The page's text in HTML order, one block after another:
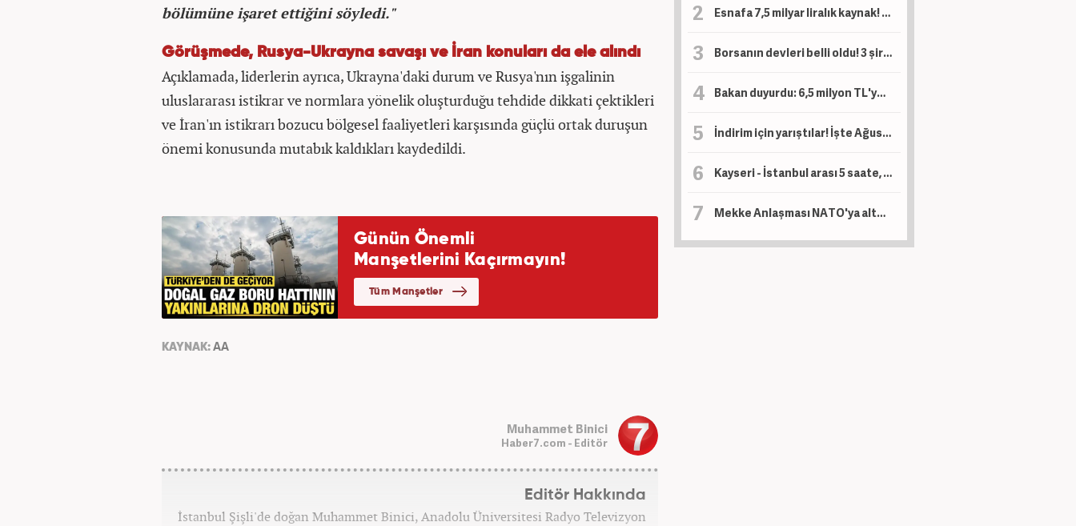
bölümüne işaret ettiğini söyledi."
Görüşmede, Rusya-Ukrayna savaşı ve İran konuları da ele alındı
Açıklamada, liderlerin ayrıca, Ukrayna'daki durum ve Rusya'nın işgalinin
uluslararası istikrar ve normlara yönelik oluşturduğu tehdide dikkati çektikleri
ve İran'ın istikrarı bozucu bölgesel faaliyetleri karşısında güçlü ortak duruşun
önemi konusunda mutabık kaldıkları kaydedildi.
KAYNAK: AA
Muhammet Binici
Haber7.com - Editör
Editör Hakkında
İstanbul Şişli'de doğan Muhammet Binici, Anadolu Üniversitesi Radyo Televizyon
Esnafa 7,5 milyar liralık kaynak! 'Kesintisiz bir şekilde desteklemeye devam'
Borsanın devleri belli oldu! 3 şirketin piyasa değeri 1 trilyon lirayı aştı
Bakan duyurdu: 6,5 milyon TL'ye kadar destek sağlanacak!
İndirim için yarıştılar! İşte Ağustos ayı kampanyalı sıfır otomobil fiyatları!
Kayseri - İstanbul arası 5 saate, Kayseri - Ankara arası da 1 saat 45 dakikaya düşecek!
Mekke Anlaşması NATO'ya alternatif bir yapı değil!